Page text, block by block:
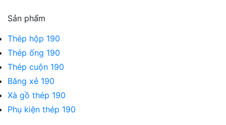
Sản phẩm
Thép hộp 190
Thép ống 190
Thép cuộn 190
Băng xẻ 190
Xà gồ thép 190
Phụ kiện thép 190